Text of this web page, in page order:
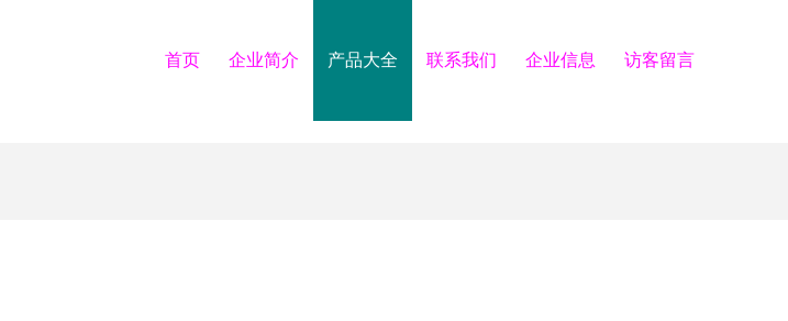
首页 企业简介 产品大全 联系我们 企业信息 访客留言